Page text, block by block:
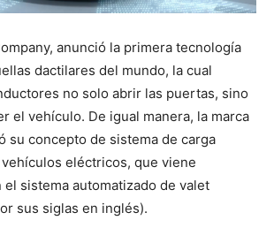
anunció la primera tecnología
dactilares del mundo, la cual
no solo abrir las puertas, sino
el vehículo. De igual manera, la marca
su concepto de sistema de carga
eléctricos, que viene
el sistema automatizado de valet
sus siglas en inglés).